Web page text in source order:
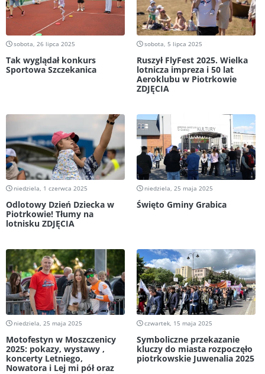
sobota, 26 lipca 2025
Tak wyglądał konkurs
Sportowa Szczekanica
sobota, 5 lipca 2025
Ruszył FlyFest 2025. Wielka
lotnicza impreza i 50 lat
Aeroklubu w Piotrkowie
ZDJĘCIA
niedziela, 1 czerwca 2025
Odlotowy Dzień Dziecka w
Piotrkowie! Tłumy na
lotnisku ZDJĘCIA
niedziela, 25 maja 2025
Święto Gminy Grabica
niedziela, 25 maja 2025
Motofestyn w Moszczenicy
2025: pokazy, wystawy ,
koncerty Letniego,
Nowatora i Lej mi pół oraz
czwartek, 15 maja 2025
Symboliczne przekazanie
kluczy do miasta rozpoczęło
piotrkowskie Juwenalia 2025